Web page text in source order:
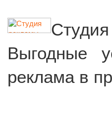
Выгодные
реклама в